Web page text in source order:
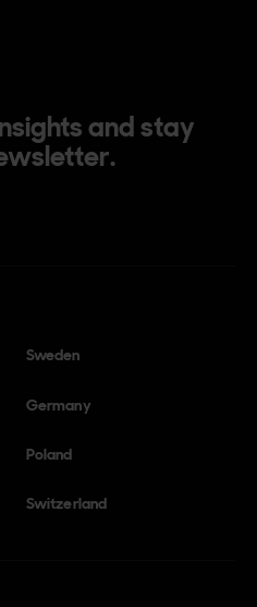
and stay
Sweden
Germany
Poland
Switzerland